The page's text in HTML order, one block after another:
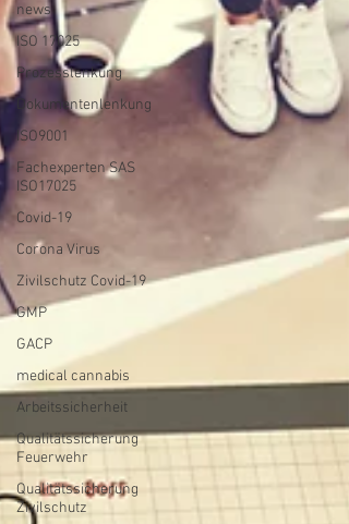
news
ISO 17025
Prozesslenkung
Dokumentenlenkung
ISO9001
Fachexperten SAS
ISO17025
Covid-19
Corona Virus
Zivilschutz Covid-19
GMP
GACP
medical cannabis
Arbeitssicherheit
Qualitätssicherung
Feuerwehr
Qualitätssicherung
Zivilschutz